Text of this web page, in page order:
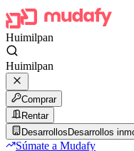
Huimilpan
Huimilpan
Comprar
Rentar
Desarrollos Desarrollos
Súmate a Mudafy